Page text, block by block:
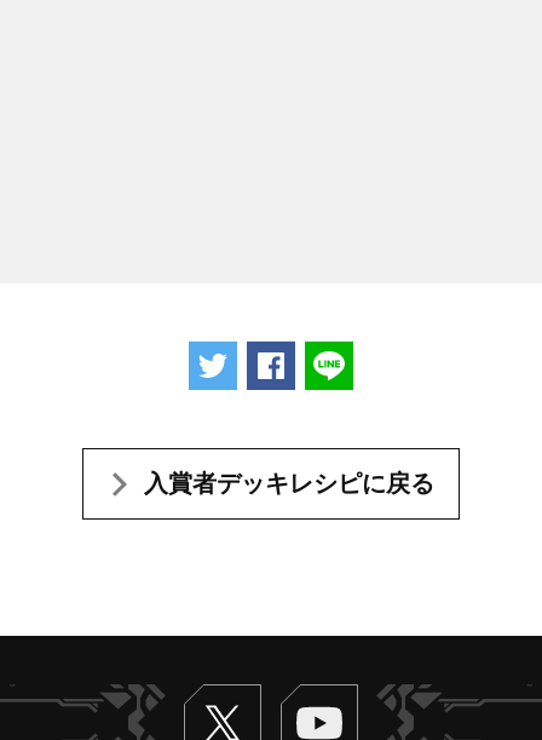
ツイートするFacebookでシェアする
入賞者デッキレシピに戻る
Twitter ヴァンガードch